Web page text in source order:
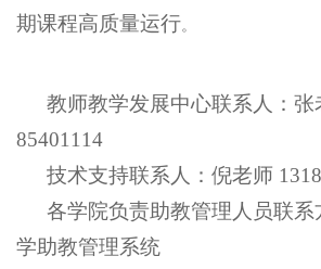
期课程高质量运行。
教师教学发展中心联系人：张
85401114
技术支持联系人：倪老师
各学院负责助教管理人员联系
学助教管理系统